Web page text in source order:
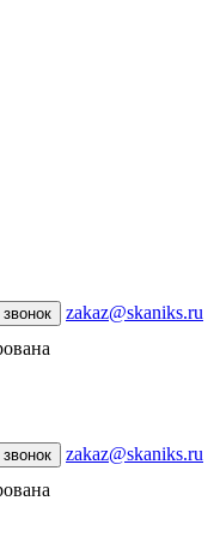
zakaz@skaniks.ru
zakaz@skaniks.ru